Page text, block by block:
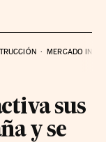
MERCADO
sus
y se